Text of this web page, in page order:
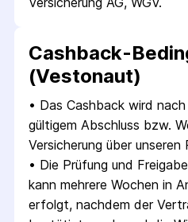
Cashback-
(Vestonaut)
• Das Cashback wird
gültigem Abschluss bzw.
Versicherung über
• Die Prüfung und
kann mehrere Wochen in
erfolgt, nachdem der